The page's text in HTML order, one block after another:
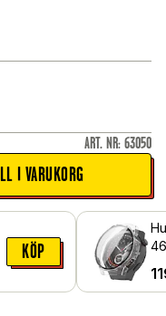
ART. NR: 63050
I VARUKORG
KÖP